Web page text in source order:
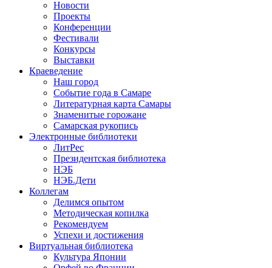
Новости
Проекты
Конференции
Фестивали
Конкурсы
Выставки
Краеведение
Наш город
Событие года в Самаре
Литературная карта Самары
Знаменитые горожане
Самарская рукопись
Электронные библиотеки
ЛитРес
Президентская библиотека
НЭБ
НЭБ.Дети
Коллегам
Делимся опытом
Методическая копилка
Рекомендуем
Успехи и достижения
Виртуальная библиотека
Культура Японии